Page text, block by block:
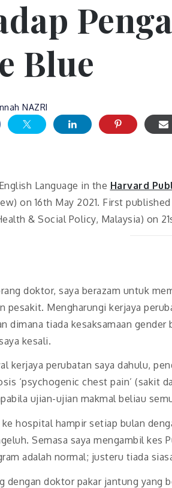
Blue
NAZRI
Language in the Harvard
on 16th May 2021. First
& Social Policy, Malaysia) on
doktor, saya berazam untuk
pesakit. Mengharungi kerjaya
dimana tiada kesaksamaan
kesali.
kerjaya perubatan saya dahulu,
‘psychogenic chest pain’ (sakit
ujian-ujian makmal beliau
ke hospital hampir setiap bulan
Semasa saya mengambil kes
adalah normal; justeru tiada
dengan doktor pakar jantung yang